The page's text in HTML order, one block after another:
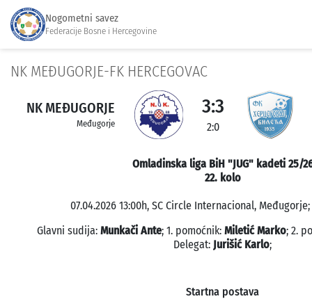
Nogometni savez
Federacije Bosne i Hercegovine
NK MEĐUGORJE-FK HERCEGOVAC
NK MEĐUGORJE
Međugorje
3:3
2:0
Omladinska liga BiH "JUG" kadeti 25/
22. kolo
07.04.2026 13:00h, SC Circle Internacional,
Glavni sudija: Munkači Ante; 1. pomoćnik: Miletić Marko; 2.
Delegat: Jurišić Karlo;
Startna postava